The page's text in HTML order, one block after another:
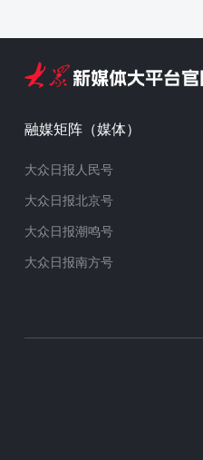
融媒矩阵（媒体）
大众日报人民号
大众日报北京号
大众日报潮鸣号
大众日报南方号